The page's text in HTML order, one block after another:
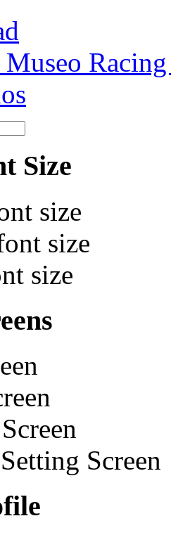
Museo
Size
size
size
size
Screen